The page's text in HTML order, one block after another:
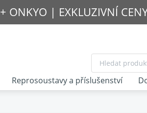
+ ONKYO | EXKLUZIVNÍ
Reprosoustavy a příslušenství